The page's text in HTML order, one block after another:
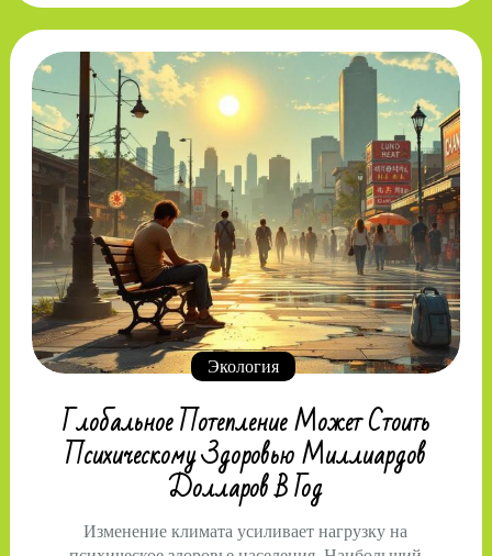
Экология
Глобальное Потепление Может Стоить
Психическому Здоровью Миллиардов
Долларов В Год
Изменение климата усиливает нагрузку на